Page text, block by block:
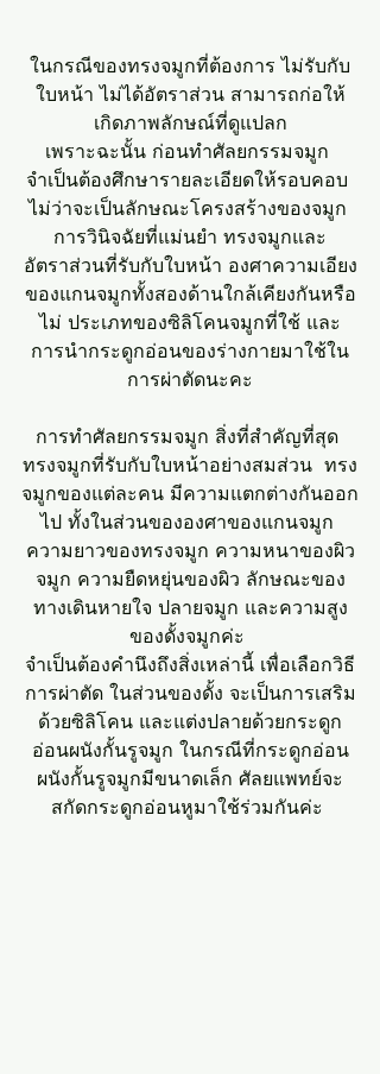
ในกรณีของทรงจมูกที่ต้องการ ไม่รับกับ
ใบหน้า ไม่ได้อัตราส่วน สามารถก่อให้
เกิดภาพลักษณ์ที่ดูแปลก
เพราะฉะนั้น ก่อนทำศัลยกรรมจมูก
จำเป็นต้องศึกษารายละเอียดให้รอบคอบ
ไม่ว่าจะเป็นลักษณะโครงสร้างของจมูก
การวินิจฉัยที่แม่นยำ ทรงจมูกและ
อัตราส่วนที่รับกับใบหน้า องศาความเอียง
ของแกนจมูกทั้งสองด้านใกล้เคียงกันหรือ
ไม่ ประเภทของซิลิโคนจมูกที่ใช้ และ
การนำกระดูกอ่อนของร่างกายมาใช้ใน
การผ่าตัดนะคะ
การทำศัลยกรรมจมูก สิ่งที่สำคัญที่สุด
ทรงจมูกที่รับกับใบหน้าอย่างสมส่วน  ทรง
จมูกของแต่ละคน มีความแตกต่างกันออก
ไป ทั้งในส่วนขององศาของแกนจมูก
ความยาวของทรงจมูก ความหนาของผิว
จมูก ความยืดหยุ่นของผิว ลักษณะของ
ทางเดินหายใจ ปลายจมูก และความสูง
ของดั้งจมูกค่ะ
จำเป็นต้องคำนึงถึงสิ่งเหล่านี้ เพื่อเลือกวิธี
การผ่าตัด ในส่วนของดั้ง จะเป็นการเสริม
ด้วยซิลิโคน และแต่งปลายด้วยกระดูก
อ่อนผนังกั้นรูจมูก ในกรณีที่กระดูกอ่อน
ผนังกั้นรูจมูกมีขนาดเล็ก ศัลยแพทย์จะ
สกัดกระดูกอ่อนหูมาใช้ร่วมกันค่ะ